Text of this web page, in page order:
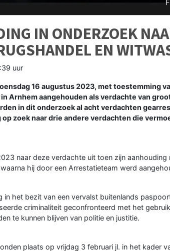
IN ONDERZOEK
EN
uur
16 augustus 2023, met toestemming
Arnhem aangehouden als verdachte van
in dit onderzoek al acht verdachten
zoek naar drie andere verdachten die
naar deze verdachte uit toen zijn aanhouding
hij door een Arrestatieteam werd
in het bezit van een vervalst buitenlands
criminaliteit geconfronteerd met het
te kunnen blijven van politie en justitie.
plaats op vrijdag 3 februari jl. in het kader